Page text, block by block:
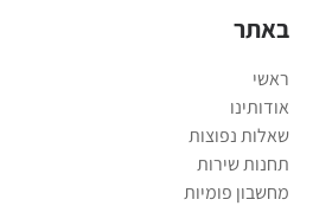
באתר
ראשי
אודותינו
שאלות נפוצות
תחנות שירות
מחשבון פומיות